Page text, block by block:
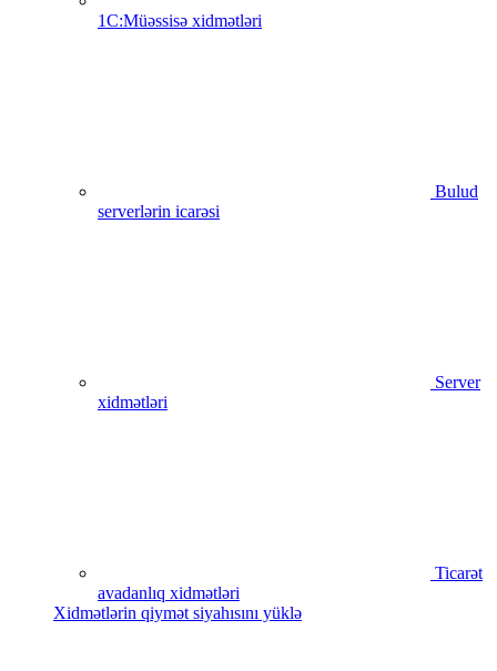
1C:Müəssisə xidmətləri
Bulud
serverlərin icarəsi
Server
xidmətləri
Ticarət
avadanlıq xidmətləri
Xidmətlərin qiymət siyahısını yüklə